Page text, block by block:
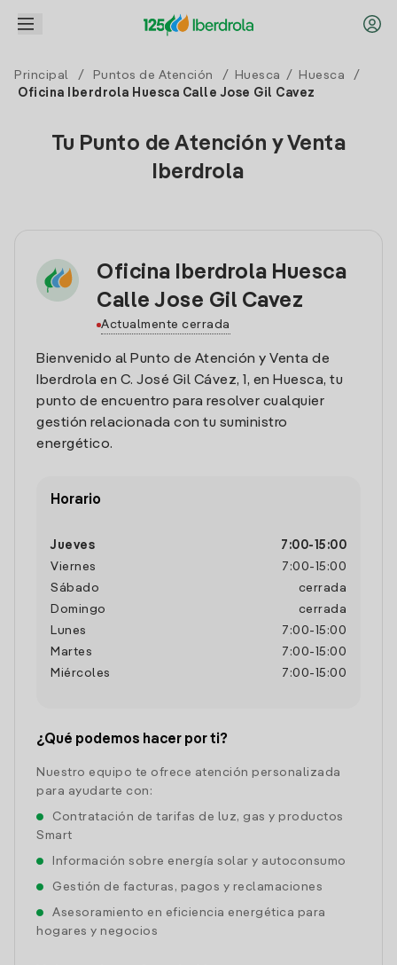
Principal / Puntos de Atención / Huesca / Huesca
/
Oficina Iberdrola Huesca Calle Jose Gil Cavez
Tu Punto de Atención y Venta
Iberdrola
Oficina Iberdrola Huesca
Calle Jose Gil Cavez
Actualmente cerrada
Bienvenido al Punto de Atención y Venta de
Iberdrola en C. José Gil Cávez, 1, en Huesca, tu
punto de encuentro para resolver cualquier
gestión relacionada con tu suministro
energético.
Horario
Jueves 7:00- 15:00
Viernes
7:00- 15:00
Sábado
cerrada
Domingo
cerrada
Lunes
7:00- 15:00
Martes
7:00- 15:00
Miércoles
7:00- 15:00
¿Qué podemos hacer por ti?
Nuestro equipo te ofrece atención personalizada
para ayudarte con:
Contratación de tarifas de luz, gas y productos
Smart
Información sobre energía solar y autoconsumo
Gestión de facturas, pagos y reclamaciones
Asesoramiento en eficiencia energética para
hogares y negocios